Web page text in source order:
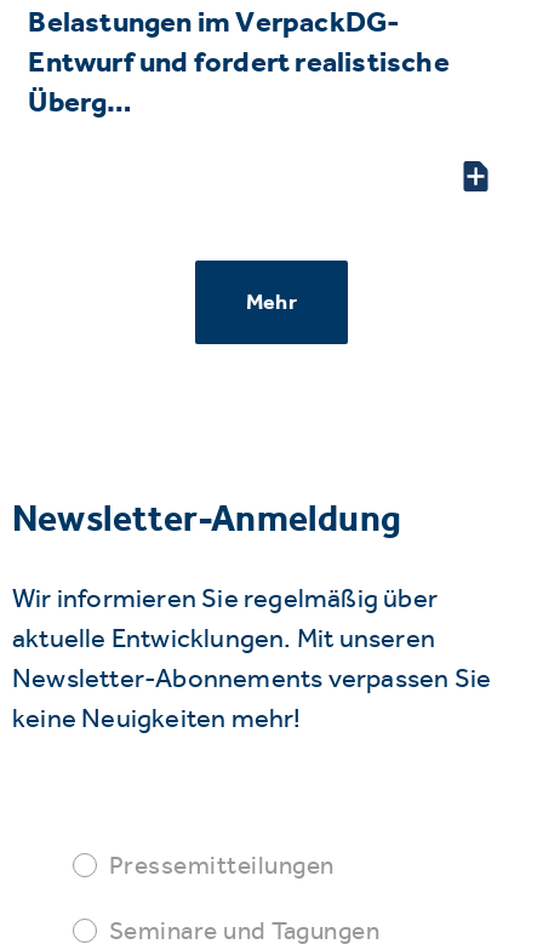
Belastungen im VerpackDG-
Entwurf und fordert realistische
Überg…
Mehr
Newsletter-Anmeldung
Wir informieren Sie regelmäßig über
aktuelle Entwicklungen. Mit unseren
Newsletter-Abonnements verpassen Sie
keine Neuigkeiten mehr!
Pressemitteilungen
Seminare und Tagungen